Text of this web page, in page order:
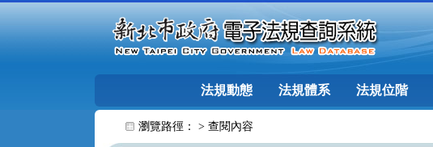
法規動態 法規體系 法規位階
瀏覽路徑： > 查閱內容